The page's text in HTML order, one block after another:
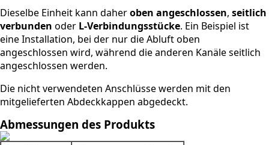
Dieselbe Einheit kann daheroben angeschlossen, seitlich
verbunden oder L-Verbindungsstücke. Ein Beispiel ist
eine Installation, bei der nur die Abluft oben
angeschlossen wird, während die anderen Kanäle seitlich
angeschlossen werden.
Die nicht verwendeten Anschlüsse werden mit den
mitgelieferten Abdeckkappen abgedeckt.
Abmessungen des Produkts